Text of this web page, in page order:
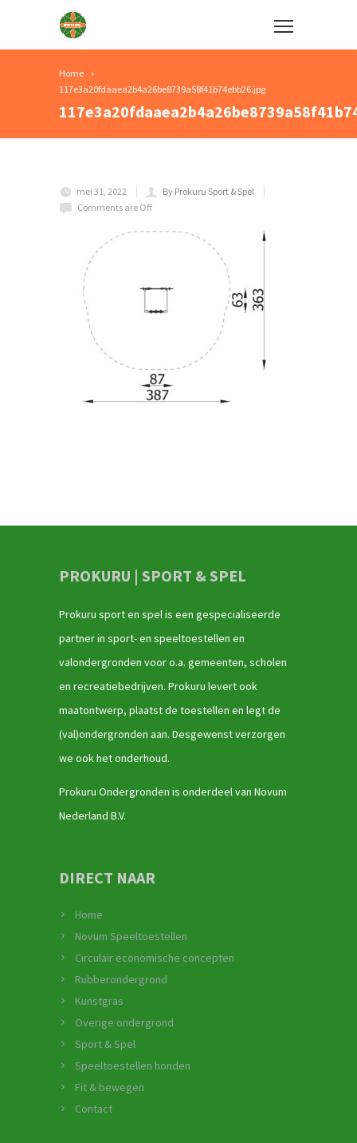
Home
117e3a20fdaaea2b4a26be8739a58f41b74ebb26.jpg
mei 31, 2022
By Prokuru Sport & Spel
Comments are Off
PROKURU | SPORT & SPEL
Prokuru sport en spel is een gespecialiseerde
partner in sport- en speeltoestellen en
valondergronden voor o.a. gemeenten, scholen
en recreatiebedrijven. Prokuru levert ook
maatontwerp, plaatst de toestellen en legt de
(val)ondergronden aan. Desgewenst verzorgen
we ook het onderhoud.
Prokuru Ondergronden is onderdeel van Novum
Nederland B.V.
DIRECT NAAR
Home
Novum Speeltoestellen
Circulair economische concepten
Rubberondergrond
Kunstgras
Overige ondergrond
Sport & Spel
Speeltoestellen honden
Fit & bewegen
Contact